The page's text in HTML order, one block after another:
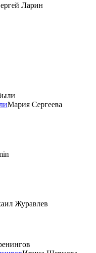
Ларин
Мария Сергеева
Журавлев